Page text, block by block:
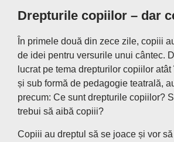
Drepturile copiilor – dar
În primele două din zece zile, copiii
de idei pentru versurile unui cântec.
lucrat pe tema drepturilor copiilor
și sub formă de pedagogie teatrală,
precum: Ce sunt drepturile copiilor?
trebui să aibă copiii?
Copiii au dreptul să se joace și vor